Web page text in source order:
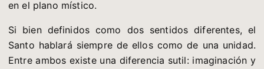
en el plano místico.
Si bien definidos como dos sentidos diferentes, el
Santo hablará siempre de ellos como de una unidad.
Entre ambos existe una diferencia sutil: imaginación y